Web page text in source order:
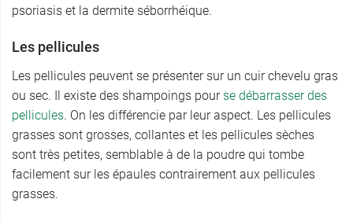
psoriasis et la dermite séborrhéique.
Les pellicules
Les pellicules peuvent se présenter sur un cuir chevelu gras
ou sec. Il existe des shampoings pour se débarrasser des
pellicules. On les différencie par leur aspect. Les pellicules
grasses sont grosses, collantes et les pellicules sèches
sont très petites, semblable à de la poudre qui tombe
facilement sur les épaules contrairement aux pellicules
grasses.